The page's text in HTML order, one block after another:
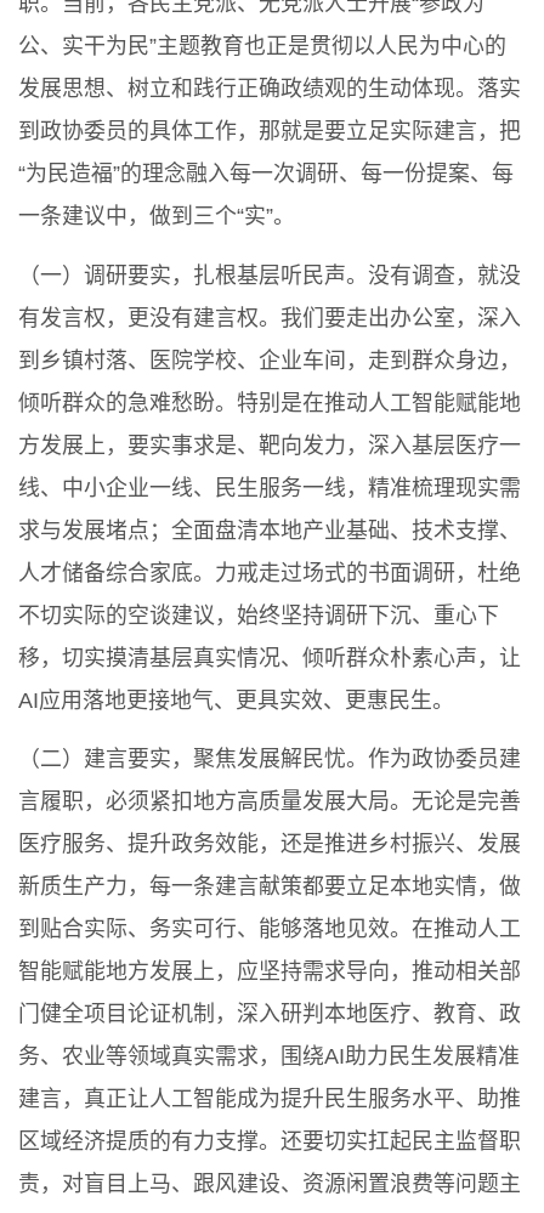
公、实干为民”主题教育也正是贯彻以人民为中心的
发展思想、树立和践行正确政绩观的生动体现。落实
到政协委员的具体工作，那就是要立足实际建言，把
“为民造福”的理念融入每一次调研、每一份提案、每
一条建议中，做到三个“实”。
（一）调研要实，扎根基层听民声。没有调查，就没
有发言权，更没有建言权。我们要走出办公室，深入
到乡镇村落、医院学校、企业车间，走到群众身边，
倾听群众的急难愁盼。特别是在推动人工智能赋能地
方发展上，要实事求是、靶向发力，深入基层医疗一
线、中小企业一线、民生服务一线，精准梳理现实需
求与发展堵点；全面盘清本地产业基础、技术支撑、
人才储备综合家底。力戒走过场式的书面调研，杜绝
不切实际的空谈建议，始终坚持调研下沉、重心下
移，切实摸清基层真实情况、倾听群众朴素心声，让
AI应用落地更接地气、更具实效、更惠民生。
（二）建言要实，聚焦发展解民忧。作为政协委员建
言履职，必须紧扣地方高质量发展大局。无论是完善
医疗服务、提升政务效能，还是推进乡村振兴、发展
新质生产力，每一条建言献策都要立足本地实情，做
到贴合实际、务实可行、能够落地见效。在推动人工
智能赋能地方发展上，应坚持需求导向，推动相关部
门健全项目论证机制，深入研判本地医疗、教育、政
务、农业等领域真实需求，围绕AI助力民生发展精准
建言，真正让人工智能成为提升民生服务水平、助推
区域经济提质的有力支撑。还要切实扛起民主监督职
责，对盲目上马、跟风建设、资源闲置浪费等问题主